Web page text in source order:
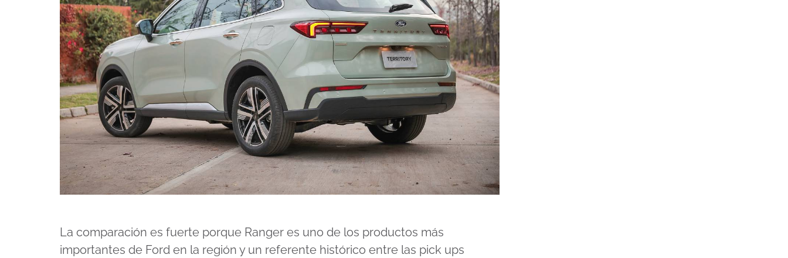
La comparación es fuerte porque Ranger es uno de los productos más
importantes de Ford en la región y un referente histórico entre las pick ups